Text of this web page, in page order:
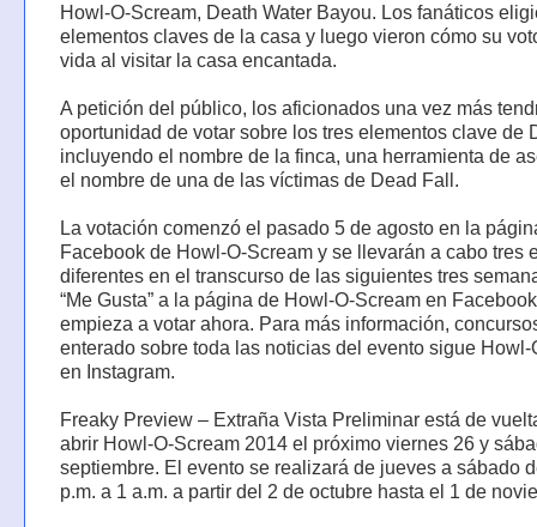
Howl-O-Scream, Death Water Bayou. Los fanáticos
elementos claves de la casa y luego vieron cómo su
vida al visitar la casa encantada.
A petición del público, los aficionados una vez más
oportunidad de votar sobre los tres elementos clave de
incluyendo el nombre de la finca, una herramienta de
el nombre de una de las víctimas de Dead Fall.
La votación comenzó el pasado 5 de agosto en la
Facebook de Howl-O-Scream y se llevarán a cabo tres
diferentes en el transcurso de las siguientes tres
“Me Gusta” a la página de Howl-O-Scream en
empieza a votar ahora. Para más información,
enterado sobre toda las noticias del evento sigue Howl-
en Instagram.
Freaky Preview – Extraña Vista Preliminar está de
abrir Howl-O-Scream 2014 el próximo viernes 26 y
septiembre. El evento se realizará de jueves a sábado
p.m. a 1 a.m. a partir del 2 de octubre hasta el 1 de